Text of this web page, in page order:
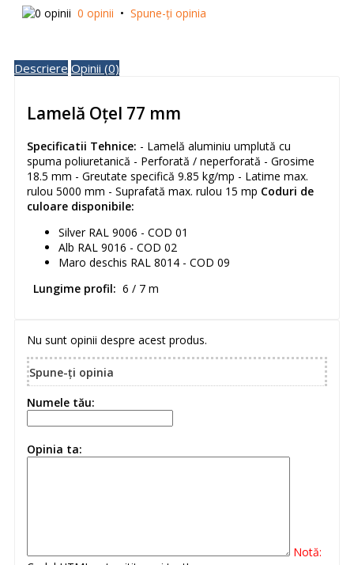
0 opinii • Spune-ţi opinia
Descriere Opinii (0)
Lamelă Oțel 77 mm
Specificatii Tehnice: - Lamelă aluminiu umplută cu
spuma poliuretanică - Perforată / neperforată - Grosime
18.5 mm - Greutate specifică 9.85 kg/mp - Latime max.
rulou 5000 mm - Suprafată max. rulou 15 mp Coduri de
culoare disponibile:
Silver RAL 9006 - COD 01
Alb RAL 9016 - COD 02
Maro deschis RAL 8014 - COD 09
Lungime profil: 6 / 7 m
Nu sunt opinii despre acest produs.
Spune-ţi opinia
Numele tău:
Opinia ta:
Notă: